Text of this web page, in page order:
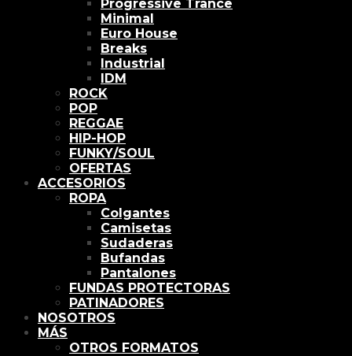
Progressive Trance
Minimal
Euro House
Breaks
Industrial
IDM
ROCK
POP
REGGAE
HIP-HOP
FUNKY/SOUL
OFERTAS
ACCESORIOS
ROPA
Colgantes
Camisetas
Sudaderas
Bufandas
Pantalones
FUNDAS PROTECTORAS
PATINADORES
NOSOTROS
MÁS
OTROS FORMATOS